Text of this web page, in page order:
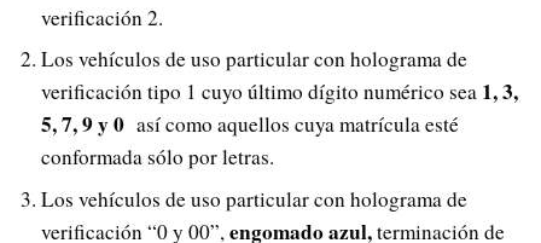
verificación 2.
Los vehículos de uso particular con holograma de
verificación tipo 1 cuyo último dígito numérico sea 1, 3,
5, 7, 9 y 0 así como aquellos cuya matrícula esté
conformada sólo por letras.
Los vehículos de uso particular con holograma de
verificación “0 y 00”,engomadoazul,terminación de